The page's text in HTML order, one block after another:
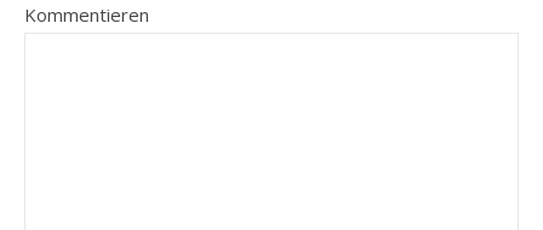
Kommentieren